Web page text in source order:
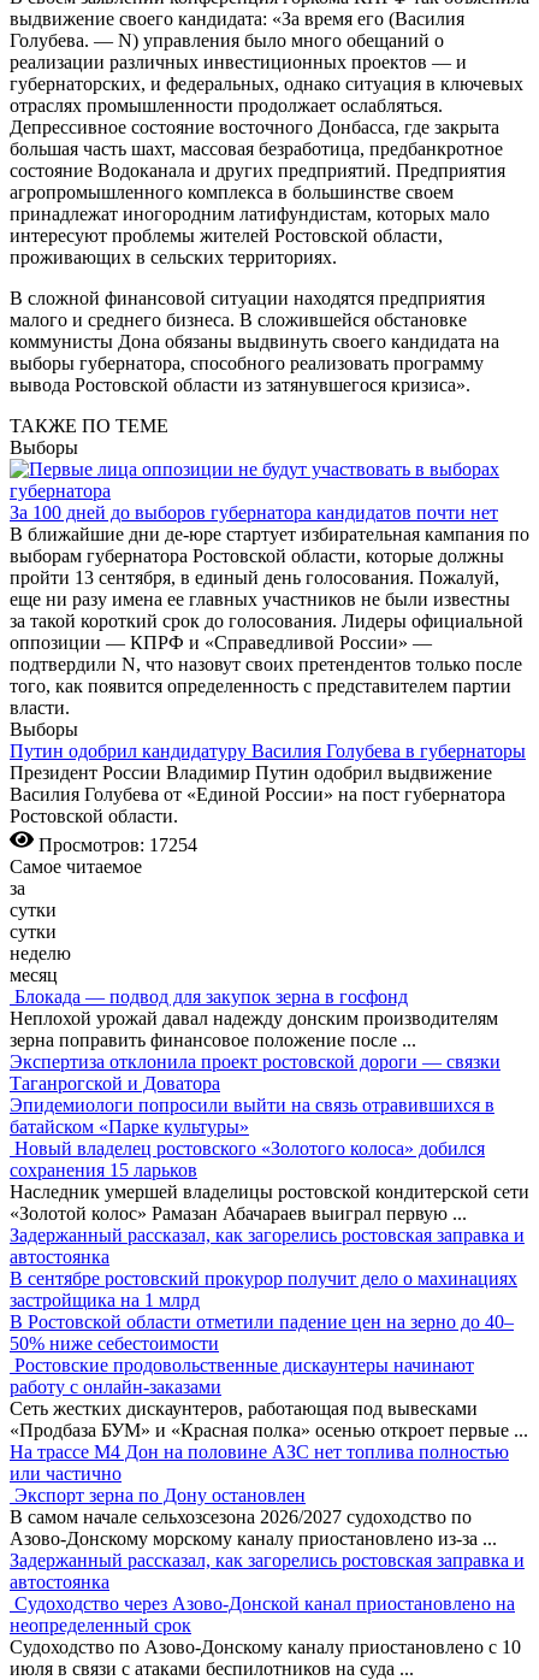
выдвижение своего кандидата: «За время его (Василия
Голубева. — N) управления было много обещаний о
реализации различных инвестиционных проектов — и
губернаторских, и федеральных, однако ситуация в ключевых
отраслях промышленности продолжает ослабляться.
Депрессивное состояние восточного Донбасса, где закрыта
большая часть шахт, массовая безработица, предбанкротное
состояние Водоканала и других предприятий. Предприятия
агропромышленного комплекса в большинстве своем
принадлежат иногородним латифундистам, которых мало
интересуют проблемы жителей Ростовской области,
проживающих в сельских территориях.
В сложной финансовой ситуации находятся предприятия
малого и среднего бизнеса. В сложившейся обстановке
коммунисты Дона обязаны выдвинуть своего кандидата на
выборы губернатора, способного реализовать программу
вывода Ростовской области из затянувшегося кризиса».
ТАКЖЕ ПО ТЕМЕ
Выборы
За 100 дней до выборов губернатора кандидатов почти нет
В ближайшие дни де-юре стартует избирательная кампания по
выборам губернатора Ростовской области, которые должны
пройти 13 сентября, в единый день голосования. Пожалуй,
еще ни разу имена ее главных участников не были известны
за такой короткий срок до голосования. Лидеры официальной
оппозиции — КПРФ и «Справедливой России» —
подтвердили N, что назовут своих претендентов только после
того, как появится определенность с представителем партии
власти.
Выборы
Путин одобрил кандидатуру Василия Голубева в губернаторы
Президент России Владимир Путин одобрил выдвижение
Василия Голубева от «Единой России» на пост губернатора
Ростовской области.
Просмотров: 17254
Самое читаемое
за
сутки
сутки
неделю
месяц
Блокада — подвод для закупок зерна в госфонд
Неплохой урожай давал надежду донским производителям
зерна поправить финансовое положение после ...
Экспертиза отклонила проект ростовской дороги — связки
Таганрогской и Доватора
Эпидемиологи попросили выйти на связь отравившихся в
батайском «Парке культуры»
Новый владелец ростовского «Золотого колоса» добился
сохранения 15 ларьков
Наследник умершей владелицы ростовской кондитерской сети
«Золотой колос» Рамазан Абачараев выиграл первую ...
Задержанный рассказал, как загорелись ростовская заправка и
автостоянка
В сентябре ростовский прокурор получит дело о махинациях
застройщика на 1 млрд
В Ростовской области отметили падение цен на зерно до 40–
50% ниже себестоимости
Ростовские продовольственные дискаунтеры начинают
работу с онлайн-заказами
Сеть жестких дискаунтеров, работающая под вывесками
«Продбаза БУМ» и «Красная полка» осенью откроет первые ...
На трассе М4 Дон на половине АЗС нет топлива полностью
или частично
Экспорт зерна по Дону остановлен
В самом начале сельхозсезона 2026/2027 судоходство по
Азово-Донскому морскому каналу приостановлено из-за ...
Задержанный рассказал, как загорелись ростовская заправка и
автостоянка
Судоходство через Азово-Донской канал приостановлено на
неопределенный срок
Судоходство по Азово-Донскому каналу приостановлено с 10
июля в связи с атаками беспилотников на суда ...